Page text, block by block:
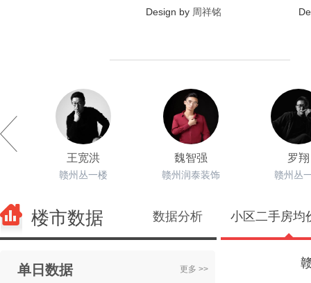
Design by 周祥铭
王宽洪
赣州丛一楼
魏智强
赣州润泰装饰
罗翔
赣州丛
楼市数据 数据分析 小区二手房均
单日数据 更多 >>